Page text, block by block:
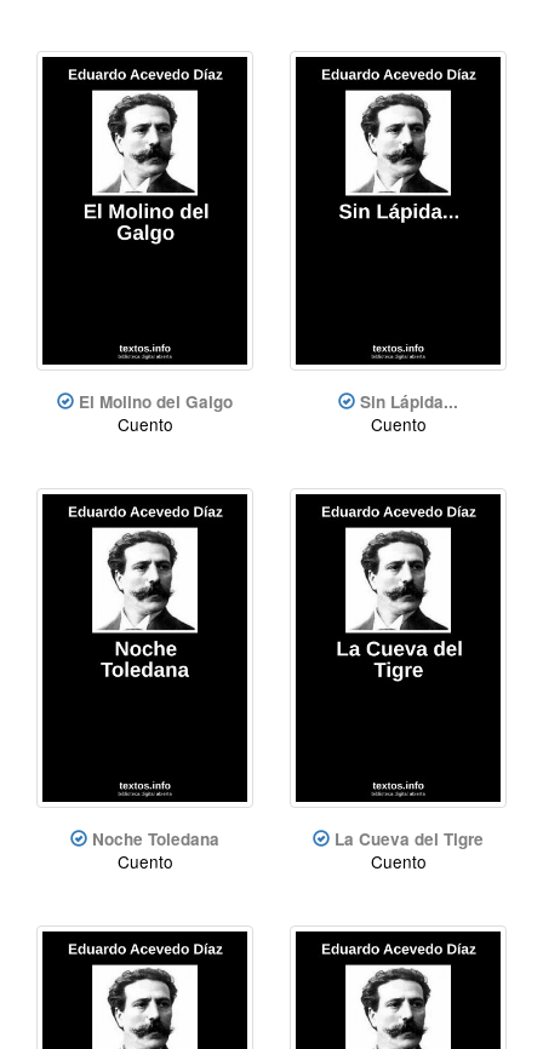
El Molino del Galgo
Cuento
Sin Lápida...
Cuento
Noche Toledana
Cuento
La Cueva del Tigre
Cuento